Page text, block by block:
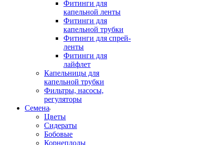
Фитинги для
капельной ленты
Фитинги для
капельной трубки
Фитинги для спрей-
ленты
Фитинги для
лайфлет
Капельницы для
капельной трубки
Фильтры, насосы,
регуляторы
Семена
Цветы
Сидераты
Бобовые
Корнеплоды